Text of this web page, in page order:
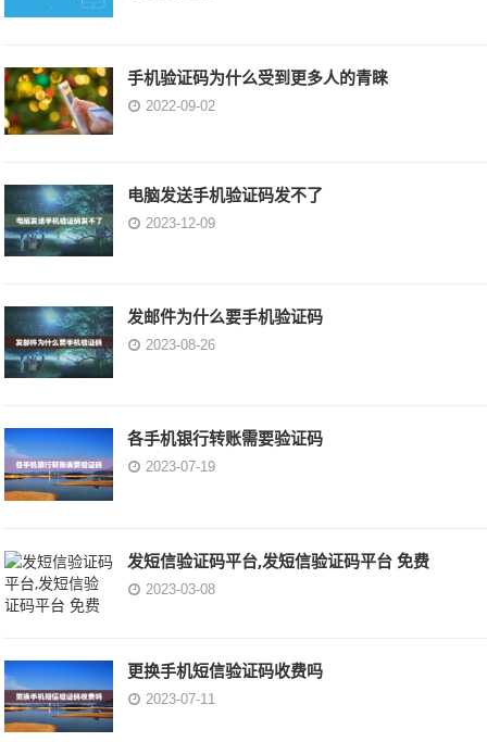
手机验证码为什么受到更多人的青睐
2022-09-02
电脑发送手机验证码发不了
2023-12-09
发邮件为什么要手机验证码
2023-08-26
各手机银行转账需要验证码
2023-07-19
发短信验证码平台,发短信验证码平台 免费
2023-03-08
更换手机短信验证码收费吗
2023-07-11